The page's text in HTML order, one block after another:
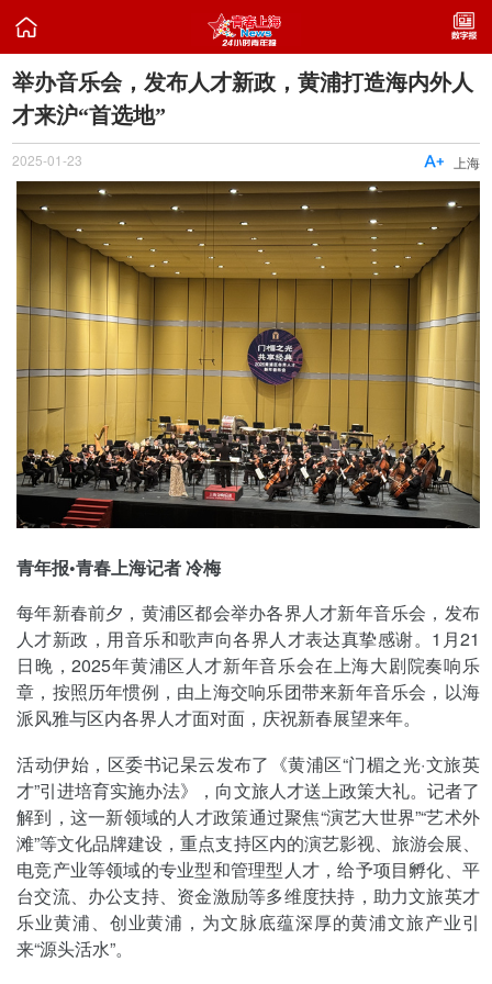

举办音乐会，发布人才新政，黄浦打造海内外人
才来沪“首选地”
2025-01-23 上海

青年报•青春上海记者 冷梅
每年新春前夕，黄浦区都会举办各界人才新年音乐会，发布
人才新政，用音乐和歌声向各界人才表达真挚感谢。1月21
日晚，2025年黄浦区人才新年音乐会在上海大剧院奏响乐
章，按照历年惯例，由上海交响乐团带来新年音乐会，以海
派风雅与区内各界人才面对面，庆祝新春展望来年。
活动伊始，区委书记杲云发布了《黄浦区“门楣之光·文旅英
才”引进培育实施办法》，向文旅人才送上政策大礼。记者了
解到，这一新领域的人才政策通过聚焦“演艺大世界”“艺术外
滩”等文化品牌建设，重点支持区内的演艺影视、旅游会展、
电竞产业等领域的专业型和管理型人才，给予项目孵化、平
台交流、办公支持、资金激励等多维度扶持，助力文旅英才
乐业黄浦、创业黄浦，为文脉底蕴深厚的黄浦文旅产业引
来“源头活水”。